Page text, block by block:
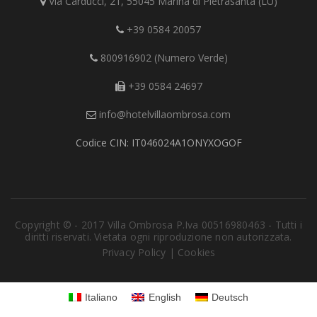
+39 0584 20057
800916902 (Numero Verde)
+39 0584 24697
info@hotelvillaombrosa.com
Codice CIN: IT046024A1ONYXOGOF
Copyright © - 2017 Villa Ombrosa P.Iva 00516980463 - Tutti i
diritti riservati. Vietata ogni riproduzione non autorizzata.
Privacy Policy | Cookies
Italiano English Deutsch